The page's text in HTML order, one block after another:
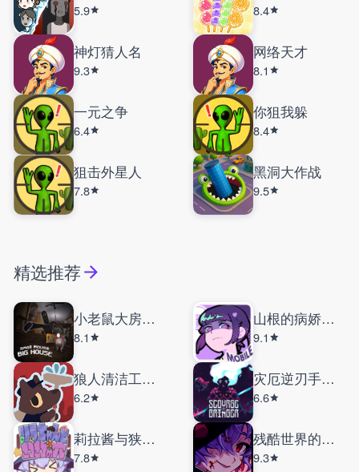
5.9 8.4
神灯猜人名
9.3
网络天才
8.1
一元之争
6.4
你狙我躲
8.4
狙击外星人
7.8
黑洞大作战
9.5
精选推荐
小老鼠大房子手机版
8.1
山根的病娇爱情生活
9.1
狼人清洁工模拟器
6.2
灾厄逆刃手机版
6.6
莉拉酱与狭窄洞窟
7.8
残酷世界的拯救之道
9.3